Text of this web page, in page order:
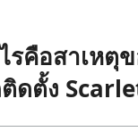
รคือสาเหตุ
ดตั้ง